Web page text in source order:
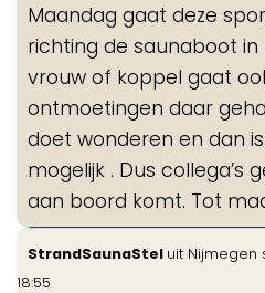
Maandag gaat deze
richting de saunaboot in
vrouw of koppel gaat
ontmoetingen daar
doet wonderen en dan
mogelijk . Dus collega’s
aan boord komt. Tot
StrandSaunaStel uit Nijmegen
18:55